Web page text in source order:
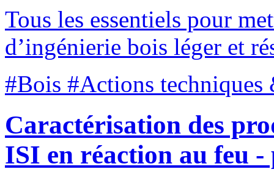
Tous les essentiels pour
d’ingénierie bois léger et
#Bois #Actions techniques
Caractérisation des
ISI en réaction au feu